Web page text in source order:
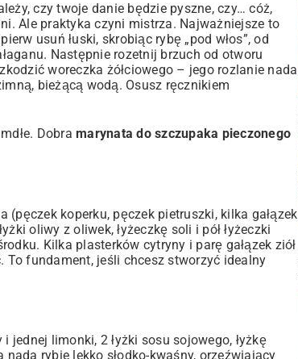
czy twoje danie będzie pyszne, czy… cóż,
Ale praktyka czyni mistrza. Najważniejsze to
usuń łuski, skrobiąc rybę „pod włos”, od
Następnie rozetnij brzuch od otworu
woreczka żółciowego – jego rozlanie nada
bieżącą wodą. Osusz ręcznikiem
Dobra marynata do szczupaka pieczonego
koperku, pęczek pietruszki, kilka gałązek
oliwy z oliwek, łyżeczkę soli i pół łyżeczki
Kilka plasterków cytryny i parę gałązek ziół
To fundament, jeśli chcesz stworzyć idealny
limonki, 2 łyżki sosu sojowego, łyżkę
rybie lekko słodko-kwaśny, orzeźwiający